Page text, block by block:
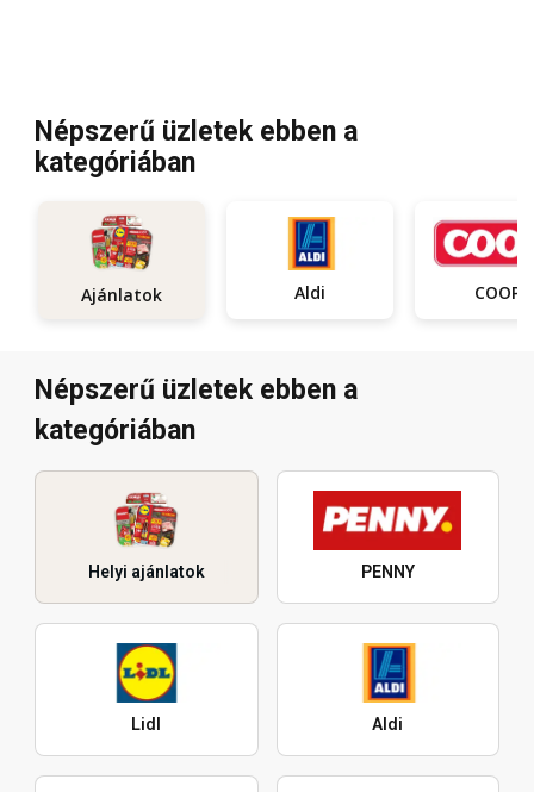
Népszerű üzletek ebben a
kategóriában
Ajánlatok Aldi COOP
Népszerű üzletek ebben a
kategóriában
Helyi ajánlatok PENNY
Lidl Aldi